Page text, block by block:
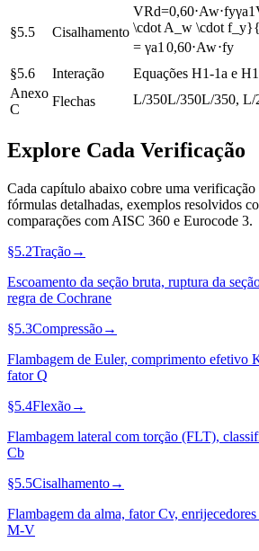
§5.5 Cisalhamento
VRd=0,60⋅Aw⋅fyγa1
\cdot A_w \cdot
= γa1 0,60⋅Aw⋅fy
§5.6
Interação
Equações H1-1a e
Anexo
C
Flechas L/350L/350L/350, L/
Explore Cada Verificação
Cada capítulo abaixo cobre uma
fórmulas detalhadas, exemplos resolvidos
comparações com AISC 360 e Eurocode 3.
§5.2Tração→
Escoamento da seção bruta, ruptura da
regra de Cochrane
§5.3Compressão→
Flambagem de Euler, comprimento efetivo
fator Q
§5.4Flexão→
Flambagem lateral com torção (FLT),
Cb
§5.5Cisalhamento→
Flambagem da alma, fator Cv,
M-V